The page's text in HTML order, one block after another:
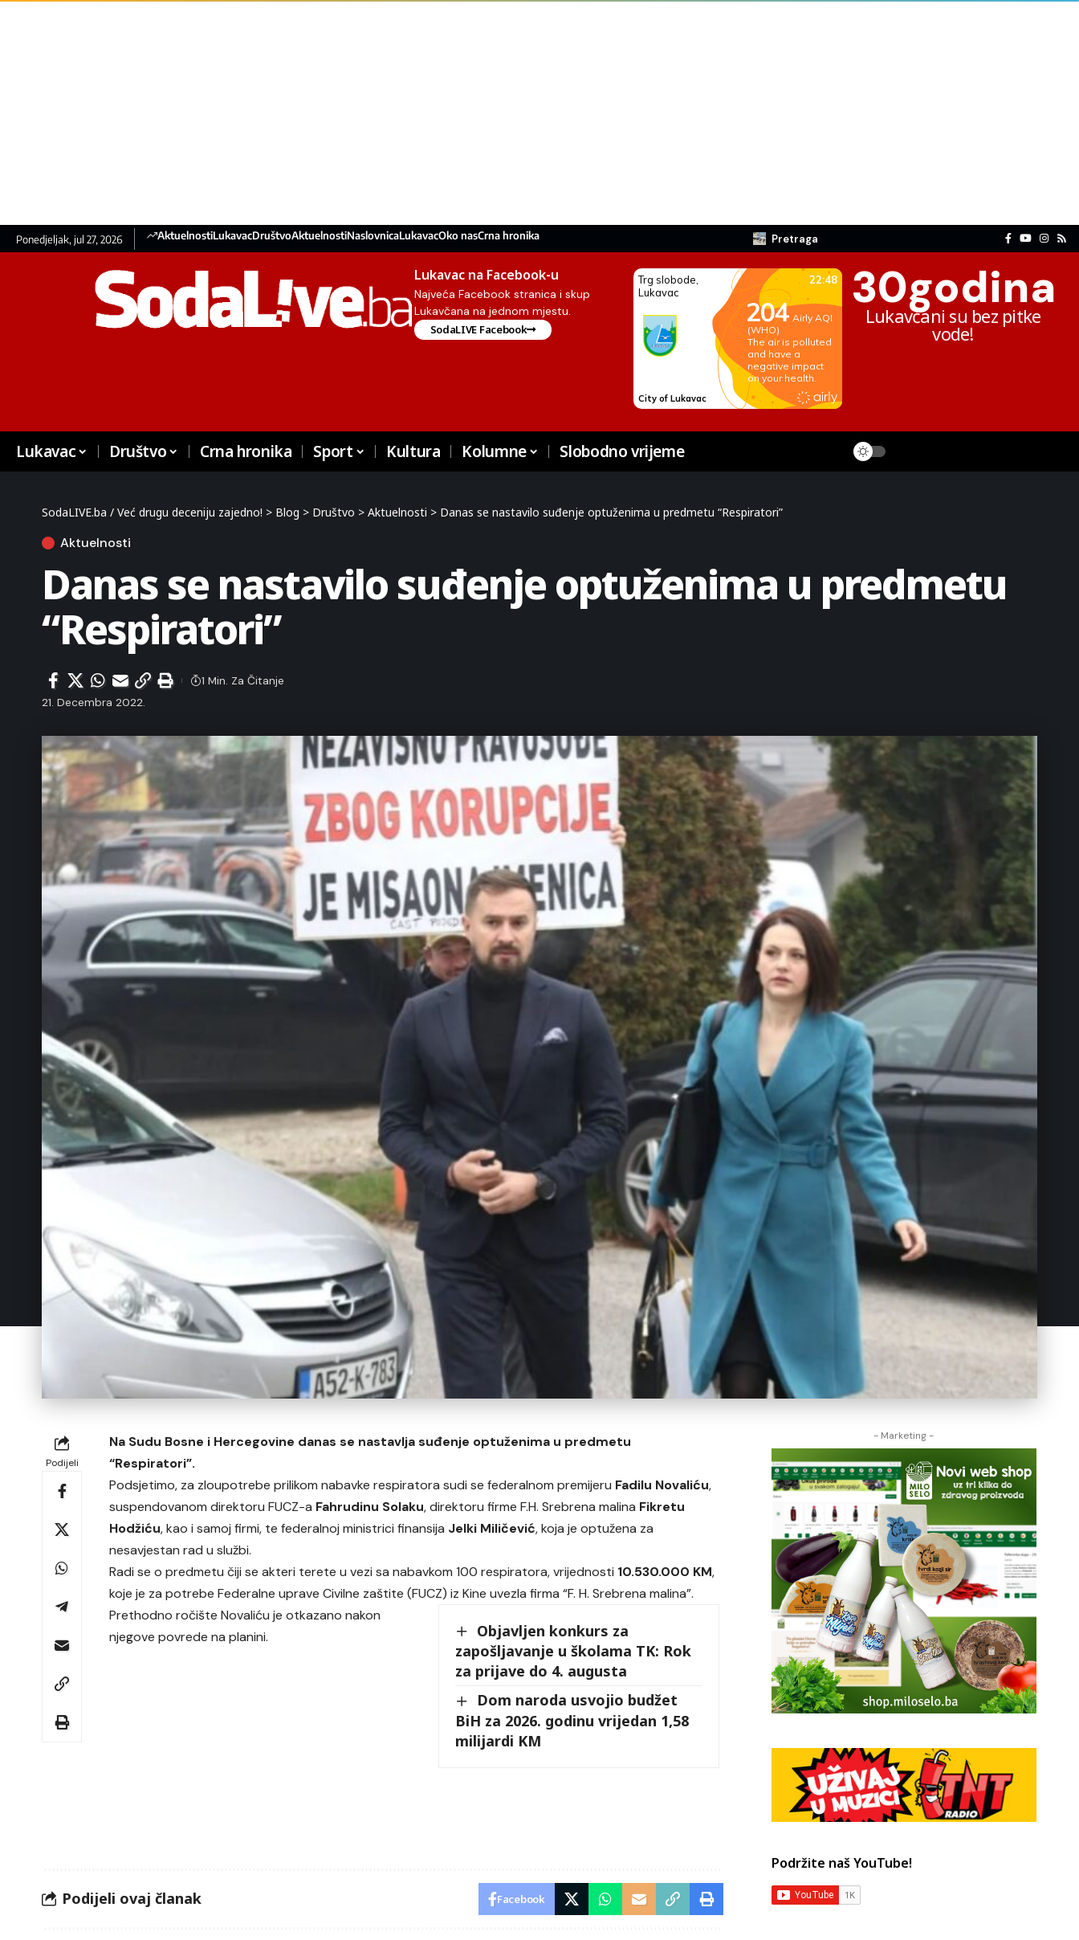
Ponedjeljak, jul 27, 2026 AktuelnostiLukavacDruštvoAktuelnostiNaslovnicaLukavacOko nasCrna hronika Pretraga
Lukavac na Facebook-u
Najveća Facebook stranica i skup
Lukavčana na jednom mjestu.
SodaLIVE Facebook
30godina
Lukavčani su bez pitke
vode!
Lukavac Društvo Crna hronika Sport Kultura Kolumne Slobodno vrijeme
SodaLIVE.ba / Već drugu deceniju zajedno! > Blog > Društvo > Aktuelnosti > Danas se nastavilo suđenje optuženima u predmetu “Respiratori”
Aktuelnosti
Danas se nastavilo suđenje optuženima u predmetu
“Respiratori”
21. Decembra 2022.
1 Min. Za Čitanje
Podijeli
Na Sudu Bosne i Hercegovine danas se nastavlja suđenje optuženima u predmetu
“Respiratori”.
Podsjetimo, za zloupotrebe prilikom nabavke respiratora sudi se federalnom premijeru Fadilu Novaliću,
suspendovanom direktoru FUCZ-a Fahrudinu Solaku, direktoru firme F.H. Srebrena malina Fikretu
Hodžiću, kao i samoj firmi, te federalnoj ministrici finansija Jelki Miličević, koja je optužena za
nesavjestan rad u službi.
Radi se o predmetu čiji se akteri terete u vezi sa nabavkom 100 respiratora, vrijednosti 10.530.000 KM,
koje je za potrebe Federalne uprave Civilne zaštite (FUCZ) iz Kine uvezla firma “F. H. Srebrena malina”.
Objavljen konkurs za
zapošljavanje u školama TK: Rok
za prijave do 4. augusta
Dom naroda usvojio budžet
BiH za 2026. godinu vrijedan 1,58
milijardi KM
Prethodno ročište Novaliću je otkazano nakon
njegove povrede na planini.
Podijeli ovaj članak Facebook
- Marketing -
Podržite naš YouTube!